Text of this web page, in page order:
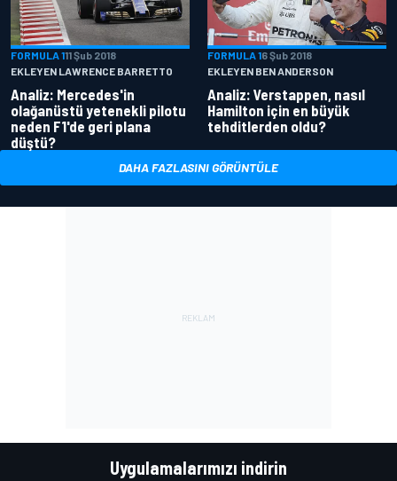
FORMULA 111 Şub 2018
EKLEYEN LAWRENCE BARRETTO
Analiz: Mercedes'in
olağanüstü yetenekli pilotu
neden F1'de geri plana
düştü?
FORMULA 16 Şub 2018
EKLEYEN BEN ANDERSON
Analiz: Verstappen, nasıl
Hamilton için en büyük
tehditlerden oldu?
DAHA FAZLASINI GÖRÜNTÜLE
Uygulamalarımızı indirin